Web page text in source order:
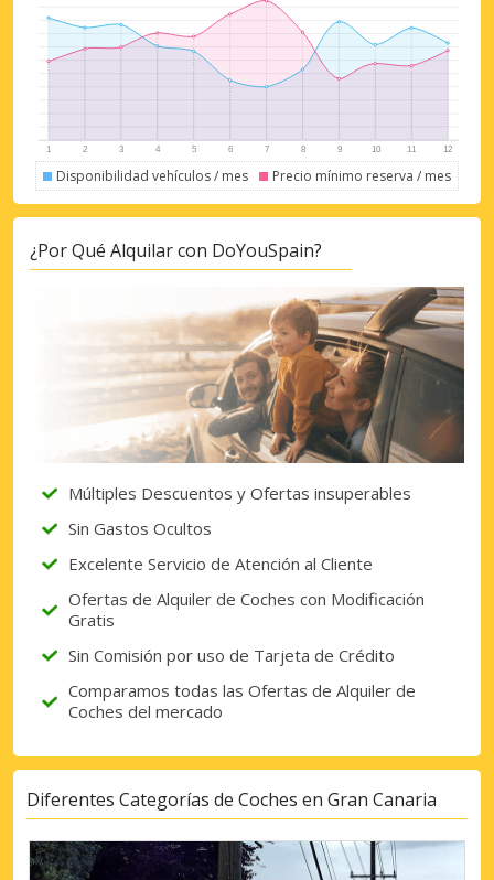
Disponibilidad vehículos / mes Precio mínimo reserva / mes
¿Por Qué Alquilar con DoYouSpain?
Múltiples Descuentos y Ofertas insuperables
Sin Gastos Ocultos
Excelente Servicio de Atención al Cliente
Ofertas de Alquiler de Coches con Modificación
Gratis
Sin Comisión por uso de Tarjeta de Crédito
Comparamos todas las Ofertas de Alquiler de
Coches del mercado
Diferentes Categorías de Coches en Gran Canaria